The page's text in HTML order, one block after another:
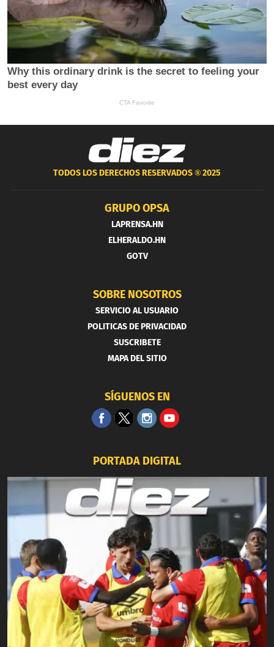
TODOS LOS DERECHOS RESERVADOS ®2025
GRUPO OPSA
LAPRENSA.HN
ELHERALDO.HN
GOTV
SOBRE NOSOTROS
SERVICIO AL USUARIO
POLITICAS DE PRIVACIDAD
SUSCRIBETE
MAPA DEL SITIO
SÍGUENOS EN
PORTADA DIGITAL